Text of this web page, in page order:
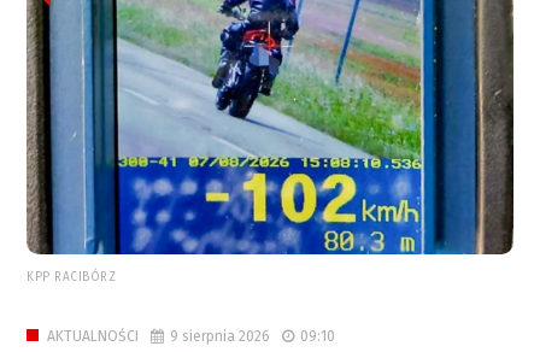
KPP RACIBÓRZ
AKTUALNOŚCI 9 sierpnia 2026 09:10